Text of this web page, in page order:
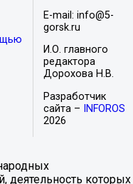
E-mail: info@5-
gorsk.ru
И.О. главного
редактора
Дорохова Н.В.
Разработчик
сайта –
INFOROS
2026
деятельность которых